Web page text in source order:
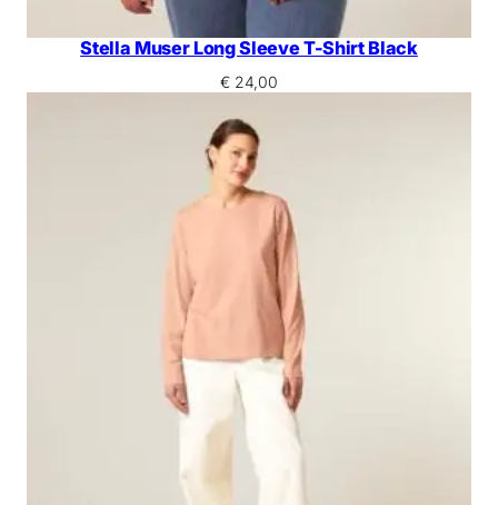
Stella Muser Long Sleeve T-Shirt Black
€24,00